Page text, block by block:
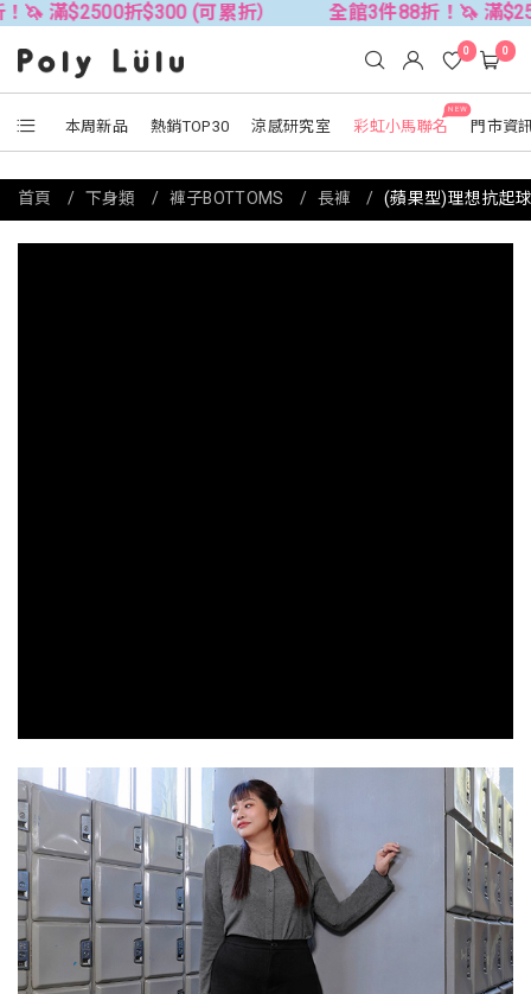
折$300 (可累折） 全館3件88折！🦄 滿$2500折
本周新品 熱銷TOP30 涼感研究室
NEW
彩虹小馬聯名 門市資
0 0
首頁 下身類 褲子BOTTOMS 長褲 (蘋果型)理想抗起